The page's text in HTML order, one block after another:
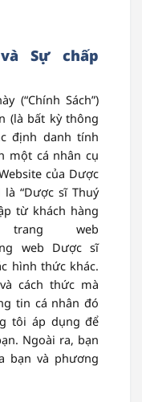
Sự chấp
(“Chính Sách”)
(là bất kỳ thông
định danh tính
một cá nhân cụ
của Dược
“Dược sĩ Thuý
từ khách hàng
trang web
web Dược sĩ
hình thức khác.
cách thức mà
tin cá nhân đó
tôi áp dụng để
Ngoài ra, bạn
bạn và phương